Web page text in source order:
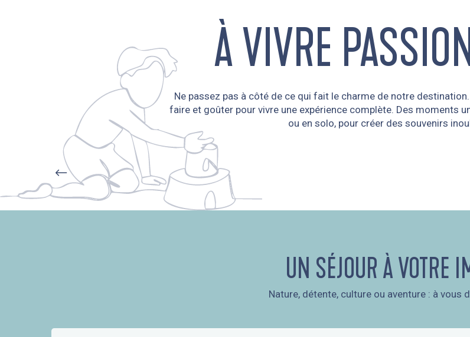
À VIVRE
Ne passez pas à côté de ce qui fait le charme de notre
faire et goûter pour vivre une expérience complète. Des moments
ou en solo, pour créer des souvenirs
LA DESTINATION
UN SÉJOUR À VOTRE
Nature, détente, culture ou aventure : à vous